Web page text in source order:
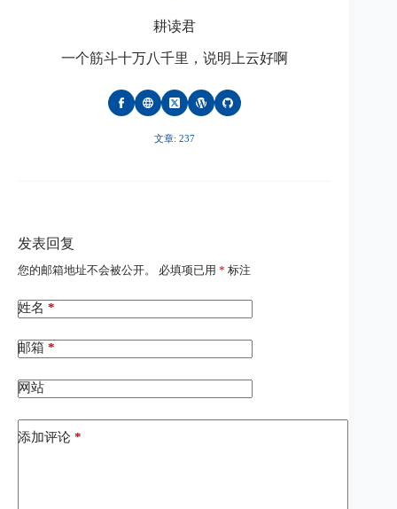
耕读君
一个筋斗十万八千里，说明上云好啊
文章: 237
发表回复
您的邮箱地址不会被公开。 必填项已用 * 标注
姓名 *
邮箱 *
网站
添加评论 *